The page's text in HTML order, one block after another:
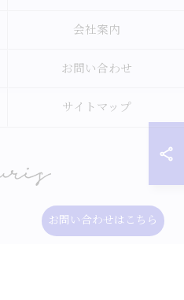
お問い合わせはこちら
会社案内
お問い合わせ
サイトマップ
オーリス ALL RIGHTS RESERVED.